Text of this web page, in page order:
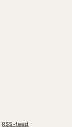
RSS-feed